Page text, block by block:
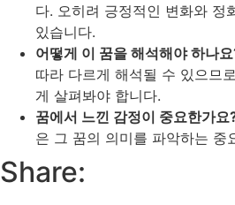
다. 오히려 긍정적인 변화와 정
있습니다.
어떻게 이 꿈을 해석해야 하나
따라 다르게 해석될 수 있으므
게 살펴봐야 합니다.
꿈에서 느낀 감정이 중요한가요
은 그 꿈의 의미를 파악하는 중
Share: